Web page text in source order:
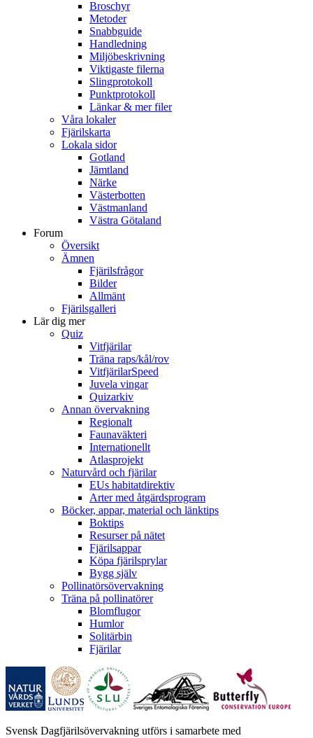
Broschyr
Metoder
Snabbguide
Handledning
Miljöbeskrivning
Viktigaste filerna
Slingprotokoll
Punktprotokoll
Länkar & mer filer
Våra lokaler
Fjärilskarta
Lokala sidor
Gotland
Jämtland
Närke
Västerbotten
Västmanland
Västra Götaland
Forum
Översikt
Ämnen
Fjärilsfrågor
Bilder
Allmänt
Fjärilsgalleri
Lär dig mer
Quiz
Vitfjärilar
Träna raps/kål/rov
VitfjärilarSpeed
Juvela vingar
Quizarkiv
Annan övervakning
Regionalt
Faunaväkteri
Internationellt
Atlasprojekt
Naturvård och fjärilar
EUs habitatdirektiv
Arter med åtgärdsprogram
Böcker, appar, material och länktips
Boktips
Resurser på nätet
Fjärilsappar
Köpa fjärilsprylar
Bygg själv
Pollinatörsövervakning
Träna på pollinatörer
Blomflugor
Humlor
Solitärbin
Fjärilar
Svensk Dagfjärilsövervakning utförs i samarbete med